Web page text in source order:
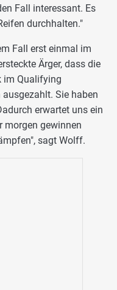
Fall interessant. Es
durchhalten."
Fall erst einmal im
Ärger, dass die
im Qualifying
Sie haben
erwartet uns ein
morgen gewinnen
sagt Wolff.